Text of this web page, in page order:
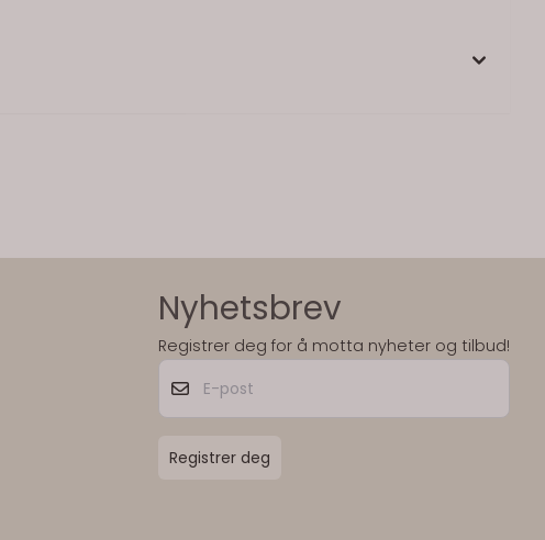
Nyhetsbrev
Registrer deg for å motta nyheter og tilbud!
E-post
Registrer deg